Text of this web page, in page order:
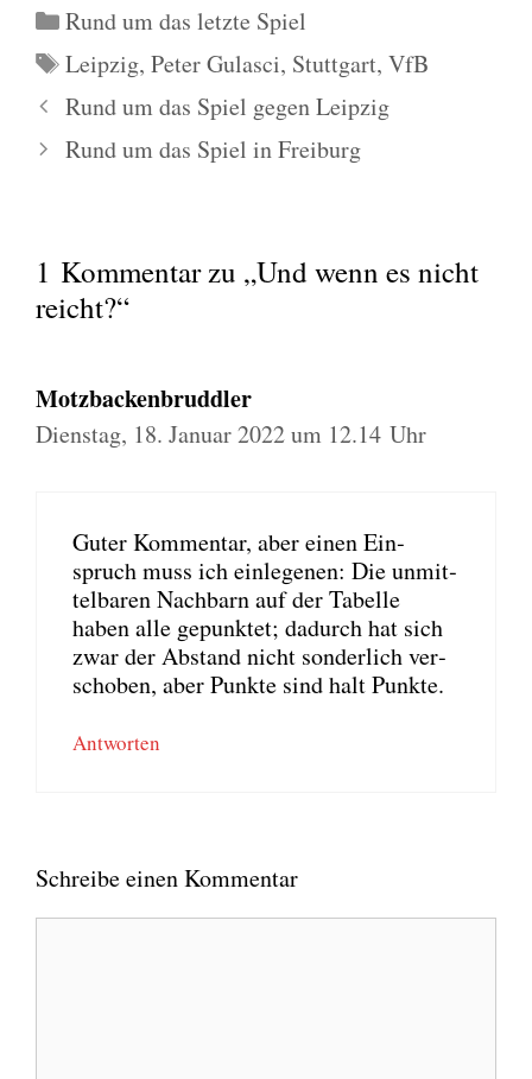
Kategorien
Rund um das letzte Spiel
Schlagwörter
Leipzig, Peter Gulasci, Stuttgart, VfB
Rund um das Spiel gegen Leipzig
Rund um das Spiel in Freiburg
1 Kommentar zu „Und wenn es nicht
reicht?“
Motzbackenbruddler
Dienstag, 18. Januar 2022 um 12.14 Uhr
Guter Kom­men­tar, aber einen Ein­
spruch muss ich ein­le­ge­nen: Die unmit­
tel­ba­ren Nach­barn auf der Tabel­le
haben alle gepunk­tet; dadurch hat sich
zwar der Abstand nicht son­der­lich ver­
scho­ben, aber Punk­te sind halt Punk­te.
Antworten
Schreibe einen Kommentar